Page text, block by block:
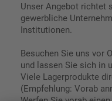
Unser Angebot richtet
gewerbliche
Institutionen.
Besuchen Sie uns vor
und lassen Sie sich in
Viele Lagerprodukte
(Empfehlung: Vorab